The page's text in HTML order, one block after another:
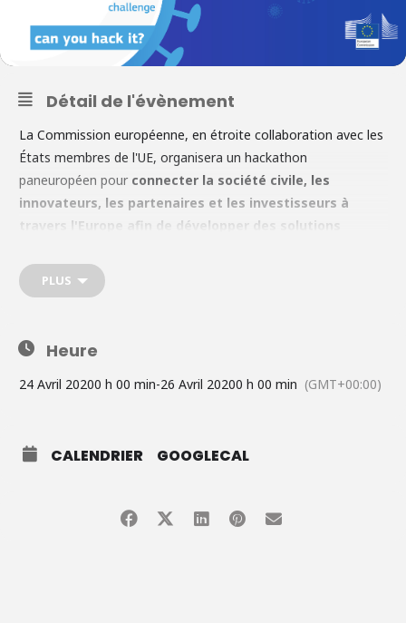
Détail de l'évènement
La Commission européenne, en étroite collaboration avec les
États membres de l'UE, organisera un hackathon
paneuropéen pour connecter la société civile, les
innovateurs, les partenaires et les investisseurs à
travers l'Europe afin de développer des solutions
#EUvsVirus est un appel à l'action de chacun
à la lutte contre COVID-19 et à
générations. Cliquez
PLUS
Heure
24 Avril 20200 h 00 min-26 Avril 20200 h 00 min (GMT+00:00)
CALENDRIER GOOGLECAL